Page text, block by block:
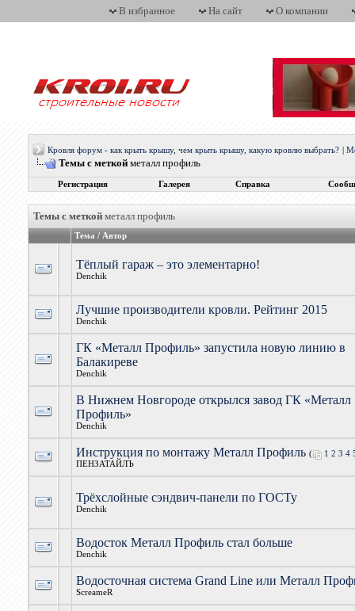
В избранное На сайт О компании
Кровля форум - как крыть крышу, чем крыть крышу, какую кровлю выбрать?
Темы с меткой металл профиль
Регистрация Галерея Справка
Темы с меткой металл профиль
Тема / Автор
Тёплый гараж – это элементарно!
Denchik
Лучшие производители кровли. Рейтинг 2015
Denchik
ГК «Металл Профиль» запустила новую линию в
Балакиреве
Denchik
В Нижнем Новгороде открылся завод ГК «Металл
Профиль»
Denchik
Инструкция по монтажу Металл Профиль ( 1 2 3 4
ПЕНЗАТАЙЛЪ
Трёхслойные сэндвич-панели по ГОСТу
Denchik
Водосток Металл Профиль стал больше
Denchik
Водосточная система Grand Line или Металл
ScreameR